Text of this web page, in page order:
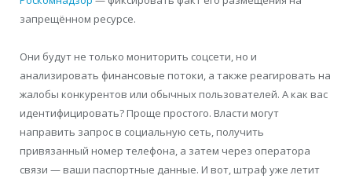
запрещённом ресурсе.
Они будут не только мониторить соцсети, но и
анализировать финансовые потоки, а также реагировать на
жалобы конкурентов или обычных пользователей. А как вас
идентифицировать? Проще простого. Власти могут
направить запрос в социальную сеть, получить
привязанный номер телефона, а затем через оператора
связи — ваши паспортные данные. И вот, штраф уже летит